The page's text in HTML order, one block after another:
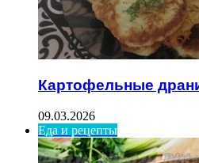
Картофельные
09.03.2026
Еда и рецепты